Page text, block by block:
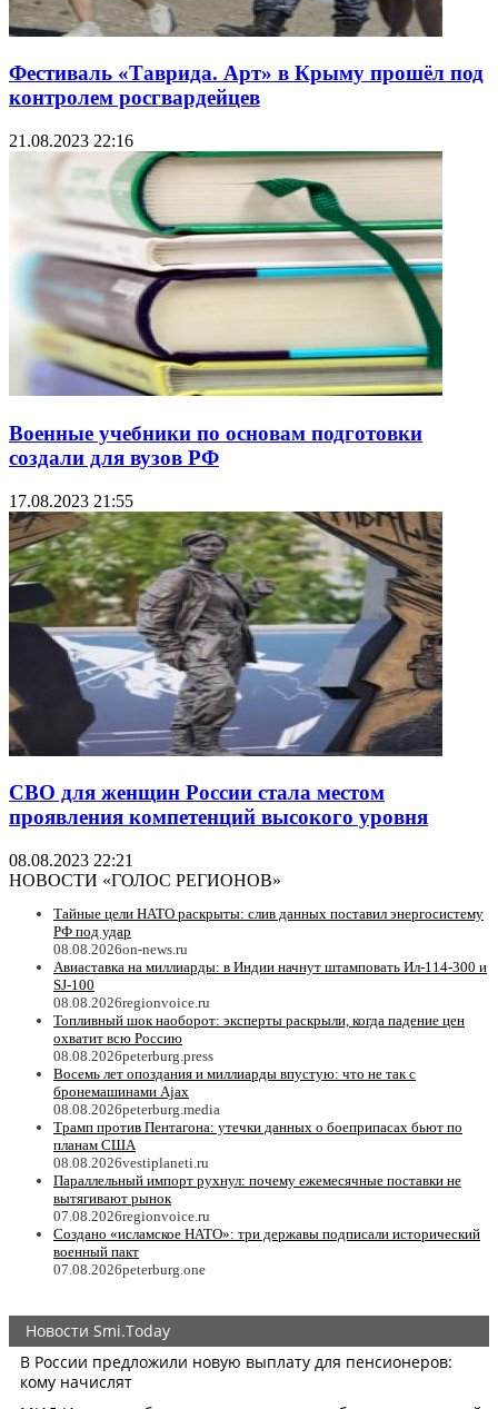
Фестиваль «Таврида. Арт» в Крыму прошёл под
контролем росгвардейцев
21.08.2023 22:16
Военные учебники по основам подготовки
создали для вузов РФ
17.08.2023 21:55
СВО для женщин России стала местом
проявления компетенций высокого уровня
08.08.2023 22:21
НОВОСТИ «ГОЛОС РЕГИОНОВ»
Тайные цели НАТО раскрыты: слив данных поставил энергосистему
РФ под удар
08.08.2026on-news.ru
Авиаставка на миллиарды: в Индии начнут штамповать Ил‑114‑300 и
SJ‑100
08.08.2026regionvoice.ru
Топливный шок наоборот: эксперты раскрыли, когда падение цен
охватит всю Россию
08.08.2026peterburg.press
Восемь лет опоздания и миллиарды впустую: что не так с
бронемашинами Ajax
08.08.2026peterburg.media
Трамп против Пентагона: утечки данных о боеприпасах бьют по
планам США
08.08.2026vestiplaneti.ru
Параллельный импорт рухнул: почему ежемесячные поставки не
вытягивают рынок
07.08.2026regionvoice.ru
Создано «исламское НАТО»: три державы подписали исторический
военный пакт
07.08.2026peterburg.one